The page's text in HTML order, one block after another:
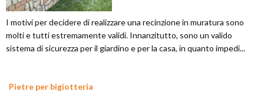
I motivi per decidere di realizzare una recinzione in muratura sono
molti e tutti estremamente validi. Innanzitutto, sono un valido
sistema di sicurezza per il giardino e per la casa, in quanto impedi...
Pietre per bigiotteria